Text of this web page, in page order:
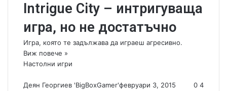
Intrigue City – интригуваща
игра, но не достатъчно
Игра, която те задължава да играеш агресивно.
Виж повече »
Настолни игри
Деян Георгиев 'BigBoxGamer'февруари 3, 2015 0 4